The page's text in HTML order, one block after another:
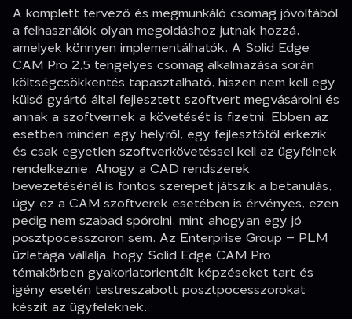
A komplett tervező és megmunkáló csomag jóvoltából
a felhasználók olyan megoldáshoz jutnak hozzá,
amelyek könnyen implementálhatók. A Solid Edge
CAM Pro 2,5 tengelyes csomag alkalmazása során
költségcsökkentés tapasztalható, hiszen nem kell egy
külső gyártó által fejlesztett szoftvert megvásárolni és
annak a szoftvernek a követését is fizetni. Ebben az
esetben minden egy helyről, egy fejlesztőtől érkezik
és csak egyetlen szoftverkövetéssel kell az ügyfélnek
rendelkeznie. Ahogy a CAD rendszerek
bevezetésénél is fontos szerepet játszik a betanulás,
úgy ez a CAM szoftverek esetében is érvényes, ezen
pedig nem szabad spórolni, mint ahogyan egy jó
posztpocesszoron sem. Az Enterprise Group – PLM
üzletága vállalja, hogy Solid Edge CAM Pro
témakörben gyakorlatorientált képzéseket tart és
igény esetén testreszabott posztpocesszorokat
készít az ügyfeleknek.